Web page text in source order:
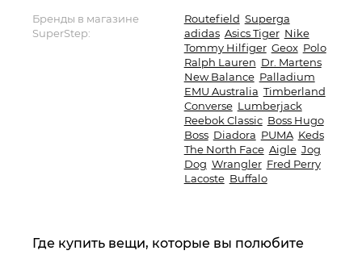
Бренды в магазине
SuperStep:
Routefield Superga
adidas Asics Tiger Nike
Tommy Hilfiger Geox Polo
Ralph Lauren Dr. Martens
New Balance Palladium
EMU Australia Timberland
Converse Lumberjack
Reebok Classic Boss Hugo
Boss Diadora PUMA Keds
The North Face Aigle Jog
Dog Wrangler Fred Perry
Lacoste Buffalo
Где купить вещи, которые вы полюбите